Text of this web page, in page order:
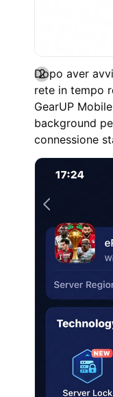
Dopo aver
rete in tempo
GearUP
background
connessione